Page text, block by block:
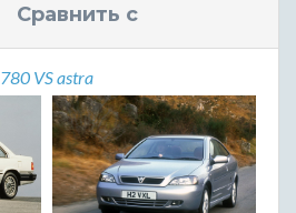
Сравнить с
780 VS astra